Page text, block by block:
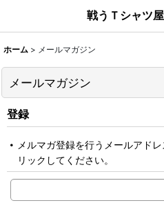
戦うＴシャツ
ホーム > メールマガジン
メールマガジン
登録
メルマガ登録を行うメールアド
リックしてください。